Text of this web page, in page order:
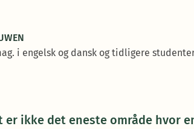
i engelsk og dansk og tidligere
er ikke det eneste område hvor